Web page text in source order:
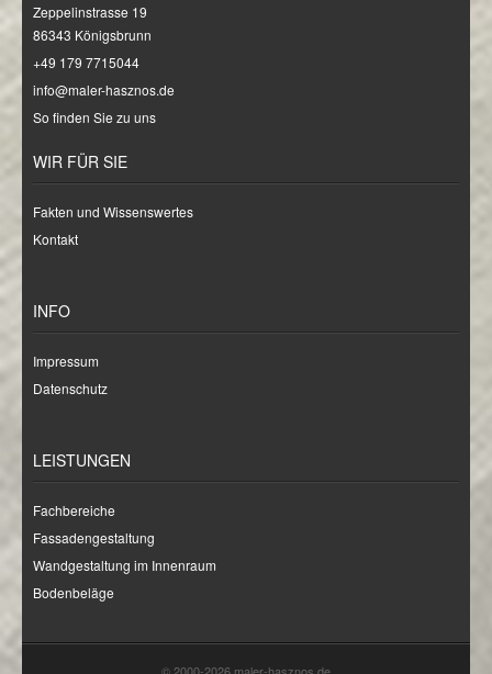
Zeppelinstrasse 19
86343 Königsbrunn
+49 179 7715044
info@maler-hasznos.de
So finden Sie zu uns
WIR FÜR SIE
Fakten und Wissenswertes
Kontakt
INFO
Impressum
Datenschutz
LEISTUNGEN
Fachbereiche
Fassadengestaltung
Wandgestaltung im Innenraum
Bodenbeläge